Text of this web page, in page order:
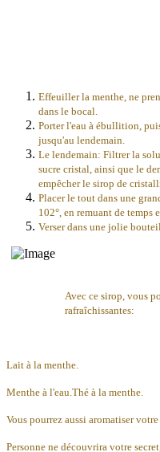
Effeuiller la menthe, ne
dans le bocal.
Porter l'eau à ébullition,
jusqu'au lendemain.
Le lendemain: Filtrer la
sucre cristal, ainsi que le
empêcher le sirop de
Placer le tout dans une
102°, en remuant de temps
Verser dans une jolie
Avec ce sirop, vous
rafraîchissantes:
Lait à la menthe.
Menthe à l'eau.Thé à la menthe.
Vous pourrez aussi aromatiser
Personne ne découvrira votre